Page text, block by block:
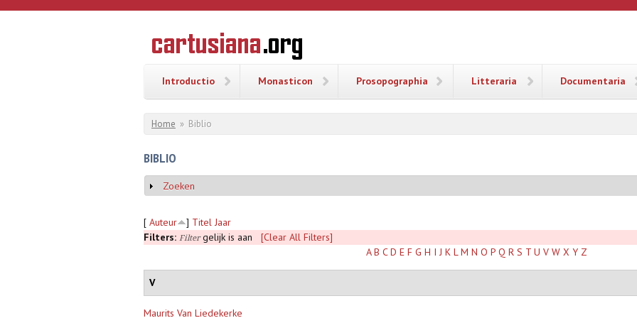
Overslaan en naar de inhoud gaan
CARTUSIANA
Geschiedenis
van de
Introductio Monasticon Prosopographia Litteraria Documentaria
U bent hier
Home » Biblio
BIBLIO
Weergeven
Zoeken
[ Auteur ] Titel Jaar
Filters: Filtergelijk is aan
[Clear All Filters]
A B C D E F G H I J K L M N O P Q R S T U V W X Y Z
V
Maurits Van Liedekerke